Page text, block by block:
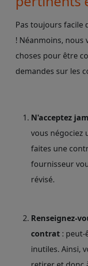
Pas toujours facile
! Néanmoins, nous
choses pour être
demandes sur les
N'acceptez
vous négociez
faites une
fournisseur
révisé.
Renseignez-
contrat :
inutiles. Ainsi,